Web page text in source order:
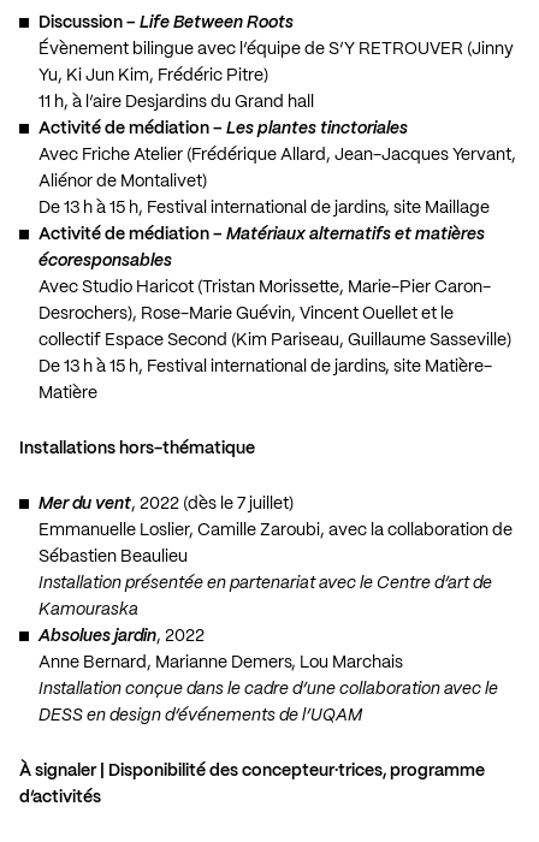
Discussion – Life Between Roots
Évènement bilingue avec l’équipe de S’Y RETROUVER (Jinny
Yu, Ki Jun Kim, Frédéric Pitre)
11 h, à l’aire Desjardins du Grand hall
Activité de médiation – Les plantes tinctoriales
Avec Friche Atelier (Frédérique Allard, Jean-Jacques Yervant,
Aliénor de Montalivet)
De 13 h à 15 h, Festival international de jardins, site Maillage
Activité de médiation – Matériaux alternatifs et matières
écoresponsables
Avec Studio Haricot (Tristan Morissette, Marie-Pier Caron-
Desrochers), Rose-Marie Guévin, Vincent Ouellet et le
collectif Espace Second (Kim Pariseau, Guillaume Sasseville)
De 13 h à 15 h, Festival international de jardins, site Matière-
Matière
Installations hors-thématique
Mer du vent, 2022 (dès le 7 juillet)
Emmanuelle Loslier, Camille Zaroubi, avec la collaboration de
Sébastien Beaulieu
Installation présentée en partenariat avec le Centre d’art de
Kamouraska
Absolues jardin, 2022
Anne Bernard, Marianne Demers, Lou Marchais
Installation conçue dans le cadre d’une collaboration avec le
DESS en design d’événements de l’UQAM
À signaler | Disponibilité des concepteur·trices, programme
d’activités